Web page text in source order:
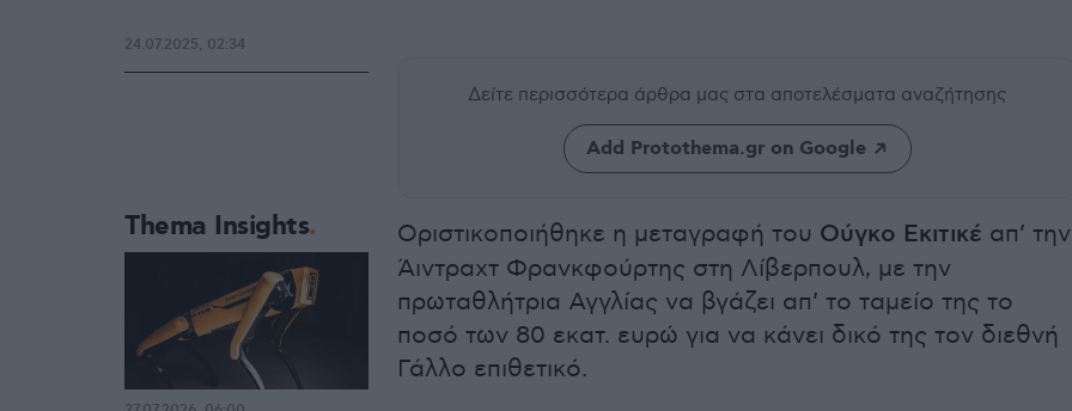
Δείτε περισσότερα άρθρα μας στα αποτελέσματα αναζήτησης
Add Protothema.gr on Google
Οριστικοποιήθηκε η μεταγραφή του Ούγκο Εκιτικέ απ’ την
Άιντραχτ Φρανκφούρτης στη Λίβερπουλ, με την
πρωταθλήτρια Αγγλίας να βγάζει απ’ το ταμείο της το
ποσό των 80 εκατ. ευρώ για να κάνει δικό της τον διεθνή
Γάλλο επιθετικό.
24.07.2025, 02:34
Thema Insights